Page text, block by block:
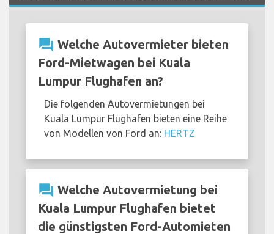
question_answer Welche Autovermieter bieten
Ford-Mietwagen bei Kuala
Lumpur Flughafen an?
Die folgenden Autovermietungen bei
Kuala Lumpur Flughafen bieten eine Reihe
von Modellen von Ford an: HERTZ
question_answer Welche Autovermietung bei
Kuala Lumpur Flughafen bietet
die günstigsten Ford-Automieten